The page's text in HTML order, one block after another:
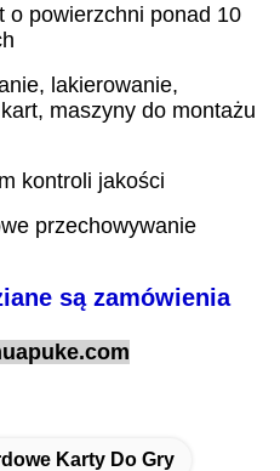
o powierzchni ponad 10
lakierowanie,
maszyny do montażu
kontroli jakości
przechowywanie
są zamówienia
Karty Do Gry